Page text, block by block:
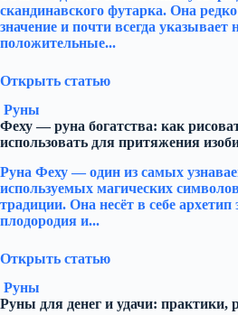
скандинавского футарка. Она
значение и почти всегда указывает
положительные...
Открыть статью
Руны
Феху — руна богатства: как
использовать для притяжения
Руна Феху — один из самых
используемых магических
традиции. Она несёт в себе архетип
плодородия и...
Открыть статью
Руны
Руны для денег и удачи: практики,